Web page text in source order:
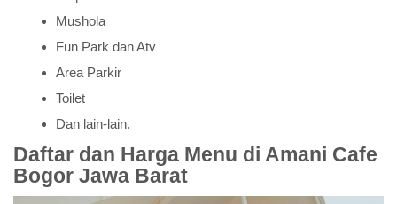
Mushola
Fun Park dan Atv
Area Parkir
Toilet
Dan lain-lain.
Daftar dan Harga Menu di Amani Cafe
Bogor Jawa Barat